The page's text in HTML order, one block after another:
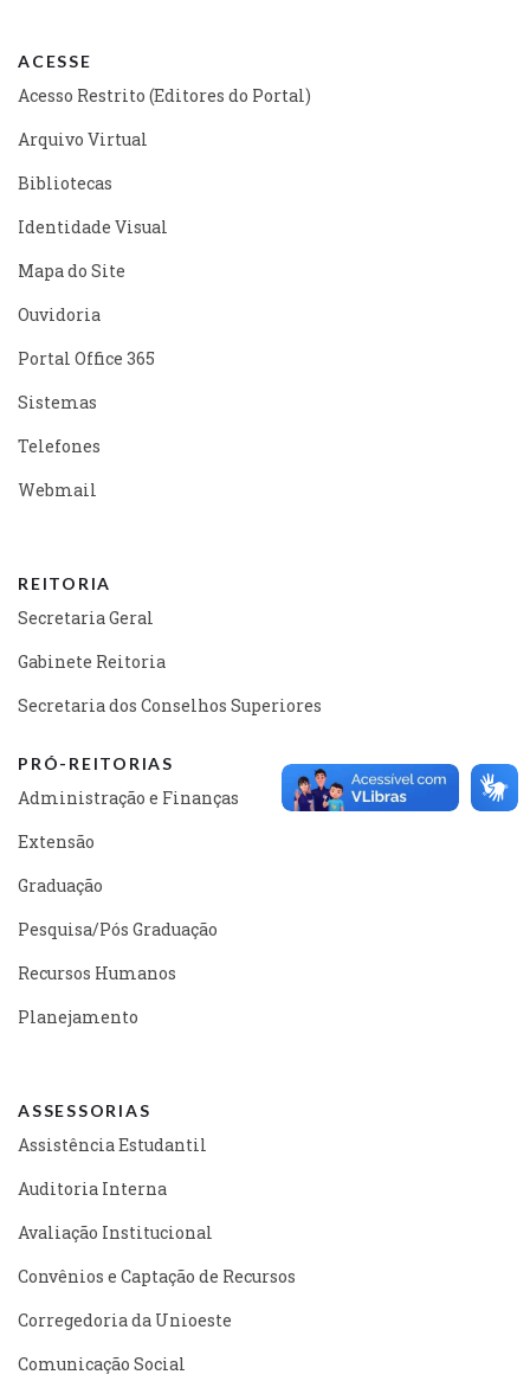
ACESSE
Acesso Restrito (Editores do Portal)
Arquivo Virtual
Bibliotecas
Identidade Visual
Mapa do Site
Ouvidoria
Portal Office 365
Sistemas
Telefones
Webmail
REITORIA
Secretaria Geral
Gabinete Reitoria
Secretaria dos Conselhos Superiores
PRÓ-REITORIAS
Administração e Finanças
Extensão
Graduação
Pesquisa/Pós Graduação
Recursos Humanos
Planejamento
ASSESSORIAS
Assistência Estudantil
Auditoria Interna
Avaliação Institucional
Convênios e Captação de Recursos
Corregedoria da Unioeste
Comunicação Social